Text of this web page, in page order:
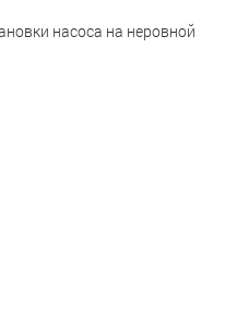
насоса на неровной